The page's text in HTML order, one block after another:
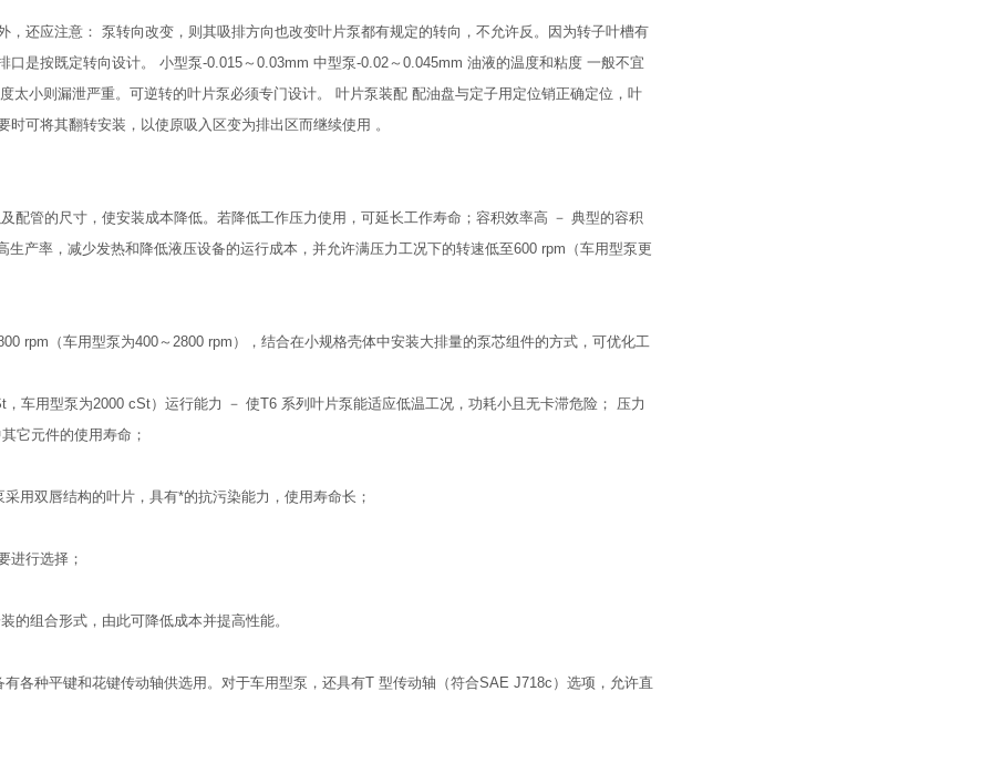
还应注意： 泵转向改变，则其吸排方向也改变叶片泵都有规定的转向，不允许反。因为转子叶槽有
是按既定转向设计。 小型泵-0.015～0.03mm 中型泵-0.02～0.045mm 油液的温度和粘度 一般不宜
小则漏泄严重。可逆转的叶片泵必须专门设计。 叶片泵装配 配油盘与定子用定位销正确定位，叶
可将其翻转安装，以使原吸入区变为排出区而继续使用 。
配管的尺寸，使安装成本降低。若降低工作压力使用，可延长工作寿命；容积效率高 － 典型的容积
产率，减少发热和降低液压设备的运行成本，并允许满压力工况下的转速低至600 rpm（车用型泵更
rpm（车用型泵为400～2800 rpm），结合在小规格壳体中安装大排量的泵芯组件的方式，可优化工
车用型泵为2000 cSt）运行能力 － 使T6 系列叶片泵能适应低温工况，功耗小且无卡滞危险； 压力
它元件的使用寿命；
用双唇结构的叶片，具有*的抗污染能力，使用寿命长；
进行选择；
的组合形式，由此可降低成本并提高性能。
各种平键和花键传动轴供选用。对于车用型泵，还具有T 型传动轴（符合SAE J718c）选项，允许直